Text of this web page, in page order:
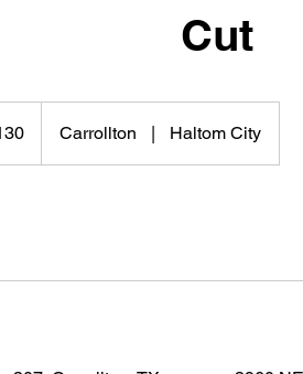
Cut
Carrollton | Haltom City